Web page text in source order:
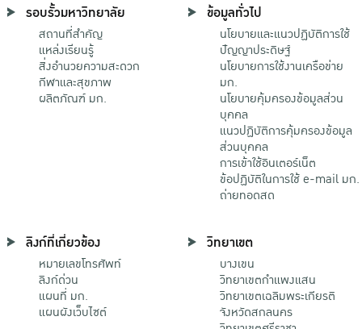
รอบรั้วมหาวิทยาลัย
สถานที่สำคัญ
แหล่งเรียนรู้
สิ่งอำนวยความสะดวก
กีฬาและสุขภาพ
ผลิตภัณฑ์ มก.
ข้อมูลทั่วไป
นโยบายและแนวปฏิบัติการใช้
ปัญญาประดิษฐ์
นโยบายการใช้งานเครือข่าย
มก.
นโยบายคุ้มครองข้อมูลส่วน
บุคคล
แนวปฏิบัติการคุ้มครองข้อมูล
ส่วนบุคคล
การเข้าใช้อินเตอร์เน็ต
ข้อปฏิบัติในการใช้ e-mail มก.
ถ่ายทอดสด
ลิงก์ที่เกี่ยวข้อง
หมายเลขโทรศัพท์
ลิงก์ด่วน
แผนที่ มก.
แผนผังเว็บไซต์
วิทยาเขต
บางเขน
วิทยาเขตกําแพงแสน
วิทยาเขตเฉลิมพระเกียรติ
จังหวัดสกลนคร